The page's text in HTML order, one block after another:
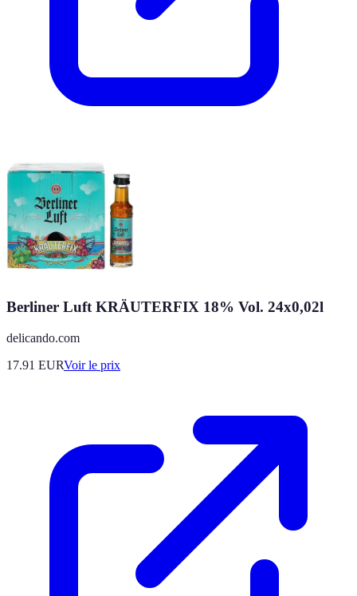
Berliner Luft KRÄUTERFIX 18% Vol. 24x0,02l
delicando.com
17.91 EURVoir le prix